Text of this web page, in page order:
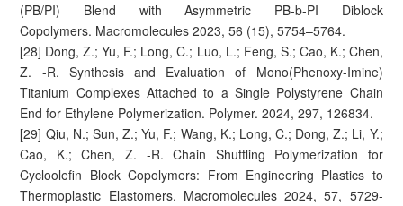
(PB/PI) Blend with Asymmetric PB-b-PI Diblock
Copolymers. Macromolecules 2023, 56 (15), 5754–5764.
[28] Dong, Z.; Yu, F.; Long, C.; Luo, L.; Feng, S.; Cao, K.; Chen,
Z. -R. Synthesis and Evaluation of Mono(Phenoxy-Imine)
Titanium Complexes Attached to a Single Polystyrene Chain
End for Ethylene Polymerization. Polymer. 2024, 297, 126834.
[29] Qiu, N.; Sun, Z.; Yu, F.; Wang, K.; Long, C.; Dong, Z.; Li, Y.;
Cao, K.; Chen, Z. -R. Chain Shuttling Polymerization for
Cycloolefin Block Copolymers: From Engineering Plastics to
Thermoplastic Elastomers. Macromolecules 2024, 57, 5729-